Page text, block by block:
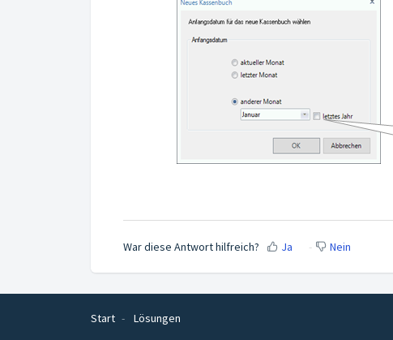
War diese Antwort hilfreich? Ja Nein
Start Lösungen